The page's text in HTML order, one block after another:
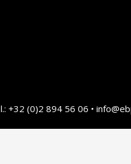
+32 (0)2 894 56 06 •